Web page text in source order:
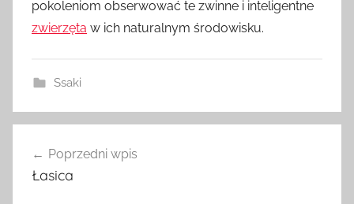
pokoleniom obserwować te zwinne i inteligentne
zwierzęta w ich naturalnym środowisku.
Ssaki
wpisu
Poprzedni wpis
Łasica